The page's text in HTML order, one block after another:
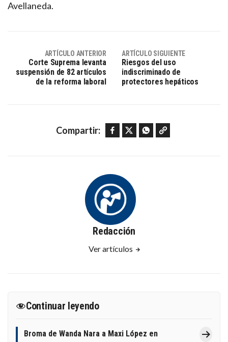
Avellaneda.
ARTÍCULO ANTERIOR
Corte Suprema levanta
suspensión de 82 artículos
de la reforma laboral
ARTÍCULO SIGUIENTE
Riesgos del uso
indiscriminado de
protectores hepáticos
Compartir: Facebook Twitter WhatsApp Copy link
Redacción
Ver artículos
Continuar leyendo
Broma de Wanda Nara a Maxi López en